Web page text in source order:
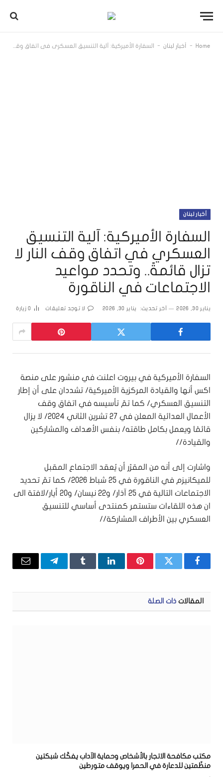
Home
- أخبار لبنان - السفارة الأميركية: آلية التنسيق العسكري في اتفاق وقف النار لا تزال قائمةً.. وتحدد مواعيد الاجتماعات في الناقورة
أخبار لبنان
السفارة الأميركية: آلية التنسيق
العسكري في اتفاق وقف النار لا
تزال قائمةً.. وتحدد مواعيد
الاجتماعات في الناقورة
يناير 30, 2026 آخر تحديث: يناير 30, 2026 لا توجد تعليقات 0 زيارة
السفارة الأميركية في بيروت اعلنت في منشور على منصة
اكس أنها والقيادة المركزية الأميركية/ تشددان على أن إطار
التنسيق العسكري/ كما تمّ تأسيسه في اتفاق وقف
الأعمال العدائية المعلن في 27 تشرين الثاني 2024/ لا يزال
قائمًا ويعمل بكامل طاقته/ بنفس الأهداف والمشاركين
والقيادة//
واشارت إلى أنه من المقرّر أن يُعقد الاجتماع المقبل
للميكانيزم في الناقورة في 25 شباط 2026/ كما تمّ تحديد
الاجتماعات التالية في 25 آذار/ و22 نيسان/ و20 أيار/لافتة الى
ان هذه اللقاءات ستستمر كمنتدى أساسي للتنسيق
العسكري بين الأطراف المشاركة//
فيسبوكتويتر بينتيريستلينكدإنTumblrتيلقرامالبريد
المقالات ذات الصلة
مكتب مكافحة الاتجار بالأشخاص وحماية الآداب يفكّك شبكتين
منظّمتين للدعارة في الحمرا ويوقف متورطين